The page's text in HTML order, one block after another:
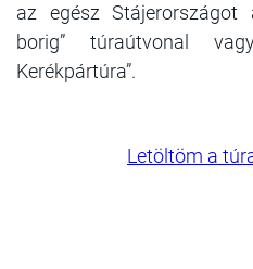
az egész Stájerországot
borig” túraútvonal
Kerékpártúra”.
Letöltöm a